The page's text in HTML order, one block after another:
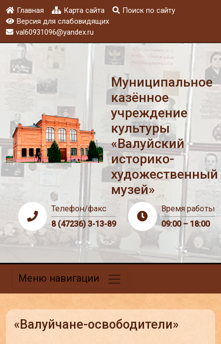
Главная Карта сайта
Поиск по сайту
Версия для слабовидящих
val60931096@yandex.ru
Муниципальное
казённое
учреждение
культуры
«Валуйский
историко-
художественный
музей»
Телефон/факс
8 (47236) 3-13-89
Время работы
09:00 – 18:00
Меню навигации
«Валуйчане-освободители»